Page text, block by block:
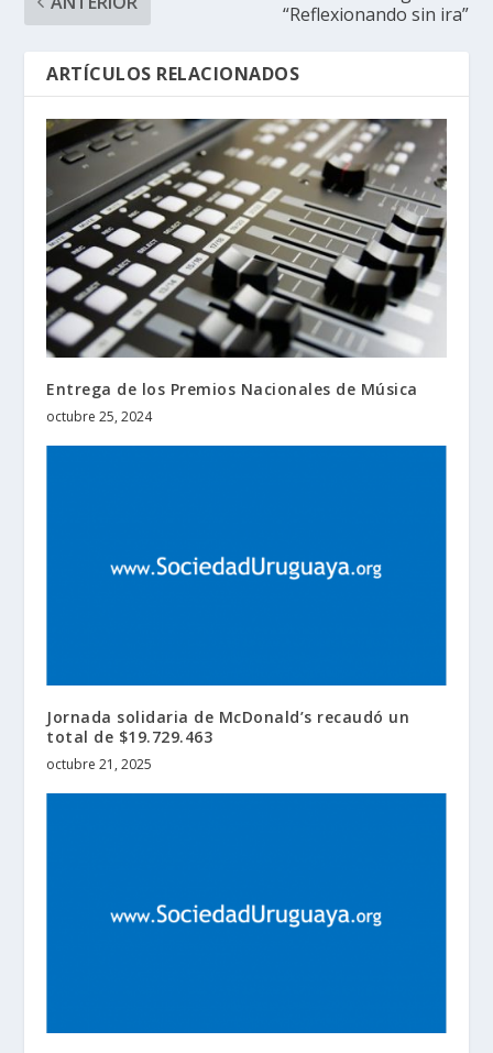
“Reflexionando sin ira”
ARTÍCULOS RELACIONADOS
Entrega de los Premios Nacionales de Música
octubre 25, 2024
Jornada solidaria de McDonald’s recaudó un
total de $19.729.463
octubre 21, 2025